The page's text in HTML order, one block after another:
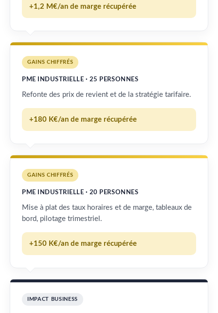
+1,2 M€/an de marge récupérée
GAINS CHIFFRÉS
PME INDUSTRIELLE · 25 PERSONNES
Refonte des prix de revient et de la stratégie tarifaire.
+180 K€/an de marge récupérée
GAINS CHIFFRÉS
PME INDUSTRIELLE · 20 PERSONNES
Mise à plat des taux horaires et de marge, tableaux de
bord, pilotage trimestriel.
+150 K€/an de marge récupérée
IMPACT BUSINESS